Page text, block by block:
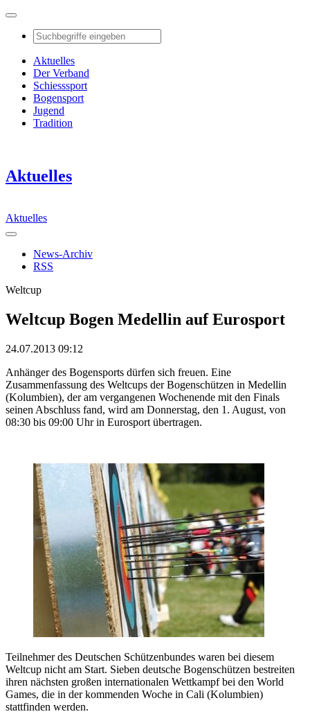
Aktuelles
Der Verband
Schiesssport
Bogensport
Jugend
Tradition
Aktuelles
Aktuelles
News-Archiv
RSS
Weltcup
Weltcup Bogen Medellin auf Eurosport
24.07.2013 09:12
Anhänger des Bogensports dürfen sich freuen. Eine
Zusammenfassung des Weltcups der Bogenschützen in Medellin
(Kolumbien), der am vergangenen Wochenende mit den Finals
seinen Abschluss fand, wird am Donnerstag, den 1. August, von
08:30 bis 09:00 Uhr in Eurosport übertragen.
Teilnehmer des Deutschen Schützenbundes waren bei diesem
Weltcup nicht am Start. Sieben deutsche Bogenschützen bestreiten
ihren nächsten großen internationalen Wettkampf bei den World
Games, die in der kommenden Woche in Cali (Kolumbien)
stattfinden werden.